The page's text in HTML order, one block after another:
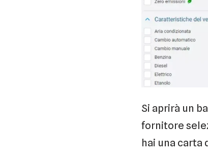
Si aprirà un
fornitore
hai una carta